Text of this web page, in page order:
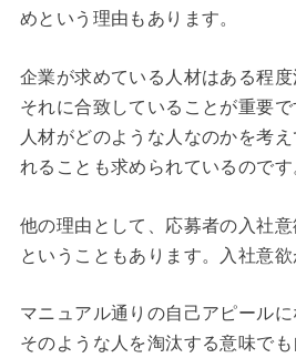
めという理由もあります。
企業が求めている人材はある程度
それに合致していることが重要
人材がどのような人なのかを考
れることも求められているのです
他の理由として、応募者の入社
ということもあります。入社意欲
マニュアル通りの自己アピールに
そのような人を淘汰する意味で